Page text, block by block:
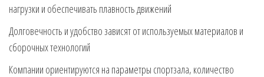
нагрузки и обеспечивать плавность движений
Долговечность и удобство зависят от используемых материалов и
сборочных технологий
Компании ориентируются на параметры спортзала, количество